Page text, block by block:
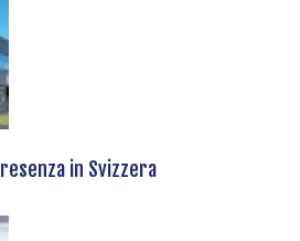
in Svizzera